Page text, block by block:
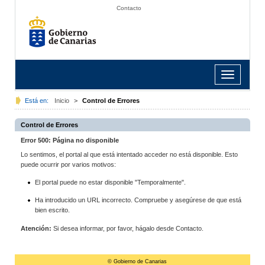
Contacto
Toggle
navigation
Está en: Inicio > Control de Errores
Control de Errores
Error 500: Página no disponible
Lo sentimos, el portal al que está intentado acceder no está disponible. Esto
puede ocurrir por varios motivos:
El portal puede no estar disponible "Temporalmente".
Ha introducido un URL incorrecto. Compruebe y asegúrese de que está
bien escrito.
Atención: Si desea informar, por favor, hágalo desde Contacto.
© Gobierno de Canarias